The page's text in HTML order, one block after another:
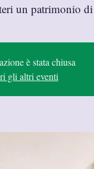
un patrimonio
è stata chiusa
gli altri eventi